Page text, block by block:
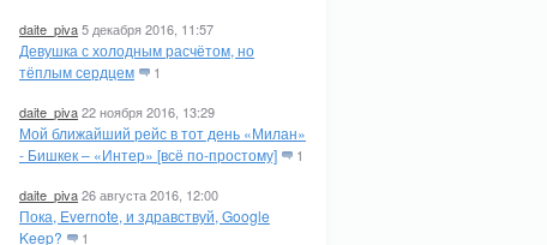
daite_piva5 декабря 2016, 11:57
Девушка с холодным расчётом, но
тёплым сердцем
1
daite_piva22 ноября 2016, 13:29
Мой ближайший рейс в тот день «Милан»
- Бишкек – «Интер» [всё по-простому]
1
daite_piva26 августа 2016, 12:00
Пока, Evernote, и здравствуй, Google
Keep?
1